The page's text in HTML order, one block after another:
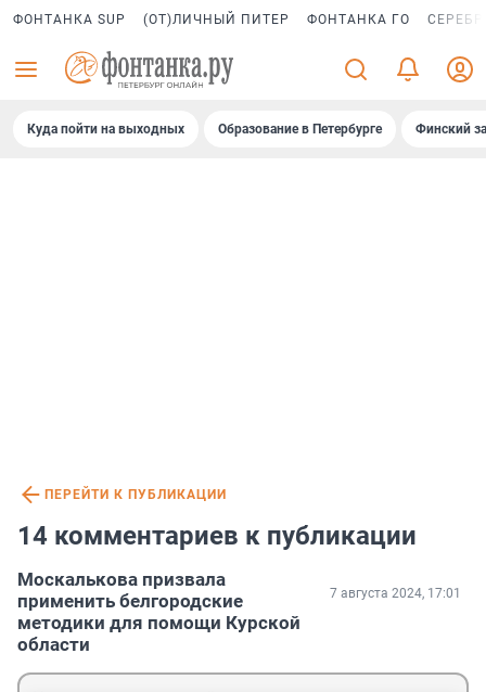
ФОНТАНКА SUP (ОТ)ЛИЧНЫЙ ПИТЕР ФОНТАНКА ГО
Куда пойти на выходных Образование в Петербурге Финский
ПЕРЕЙТИ К ПУБЛИКАЦИИ
14 комментариев к публикации
Москалькова призвала
применить белгородские
методики для помощи Курской
области
7 августа 2024, 17:01